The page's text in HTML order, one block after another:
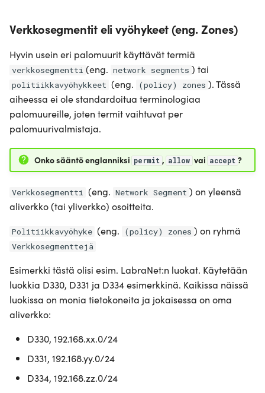
Verkkosegmentit eli vyöhykeet (eng. Zones)
Hyvin usein eri palomuurit käyttävät termiä
verkkosegmentti (eng. network segments ) tai
politiikkavyöhykkeet (eng. (policy) zones ). Tässä
aiheessa ei ole standardoitua terminologiaa
palomuureille, joten termit vaihtuvat per
palomuurivalmistaja.
Onko sääntö englanniksi permit , allow vai accept ?
Verkkosegmentti (eng. Network Segment ) on yleensä
aliverkko (tai yliverkko) osoitteita.
Politiikkavyöhyke (eng. (policy) zones ) on ryhmä
Verkkosegmenttejä
Esimerkki tästä olisi esim. LabraNet:n luokat. Käytetään
luokkia D330, D331 ja D334 esimerkkinä. Kaikissa näissä
luokissa on monia tietokoneita ja jokaisessa on oma
aliverkko:
D330, 192.168.xx.0/24
D331, 192.168.yy.0/24
D334, 192.168.zz.0/24